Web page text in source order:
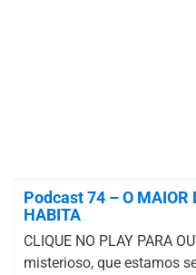
Podcast 74 – O MAIOR
HABITA
CLIQUE NO PLAY PARA
misterioso, que estamos